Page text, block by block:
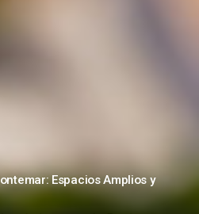
Espacios Amplios y